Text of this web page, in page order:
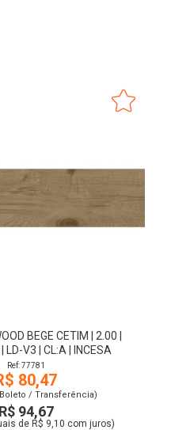
BEGE CETIM | 2.00 |
LD-V3 | CL:A | INCESA
Ref: 77781
80,47
/ Transferência)
R$ 94,67
de R$ 9,10 com juros)